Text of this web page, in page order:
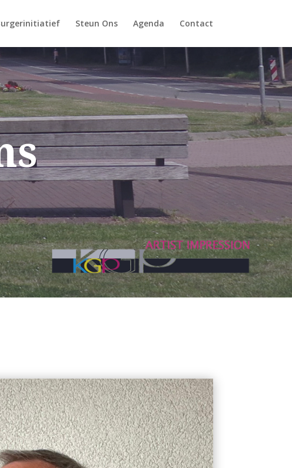
Steun Ons Agenda Contact